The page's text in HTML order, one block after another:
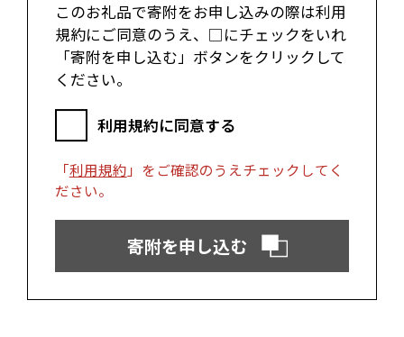
近畿エリア
松阪市（三重県） 鳥羽市（三重県）
多気町（三重県） 明和町（三重県）
湖南市（滋賀県）
東近江市（滋賀県）
与謝野町（京都府） 大阪市（大阪府）
阪南市（大阪府）堺市（大阪府）
神戸市（兵庫県）
中国エリア
このお礼品で寄附をお申し込みの際は利用
規約にご同意のうえ、□にチェックをいれ
「寄附を申し込む」ボタンをクリックして
ください。
利用規約に同意する
「利用規約 」をご確認のうえチェックしてく
ださい。
寄附を申し込む